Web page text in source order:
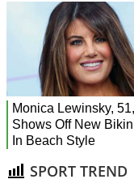
SPORT TREND